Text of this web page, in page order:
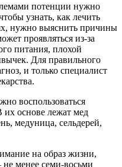
потенции нужно
узнать, как лечить
нужно выяснить причины
проявляться из-за
питания, плохой
Для правильного
и только специалист
воспользоваться
основе лежат мед
медуница, сельдерей,
на образ жизни,
менее семи-восьми